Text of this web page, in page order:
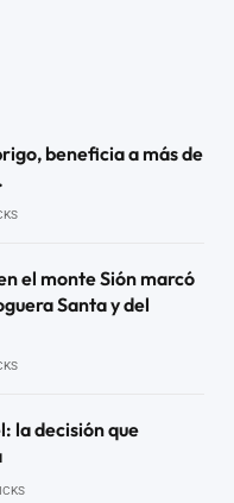
beneficia a más de
el monte Sión marcó
Santa y del
la decisión que